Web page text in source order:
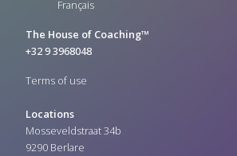
Français
The House of Coaching™
+32 9 3968048
Terms of use
Locations
Mosseveldstraat 34b
9290 Berlare